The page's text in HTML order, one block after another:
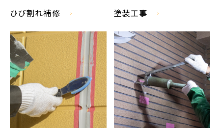
ひび割れ補修 塗装工事